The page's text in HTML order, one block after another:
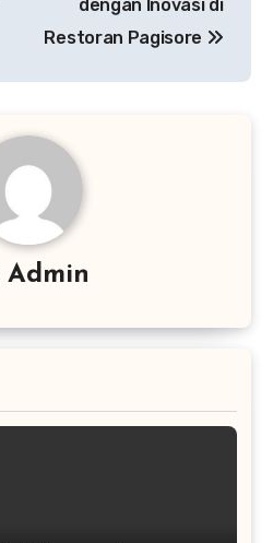
dengan Inovasi di
Restoran Pagisore
Admin